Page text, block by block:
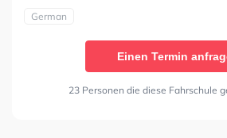
German
Einen Termin
23 Personen die diese Fahrschule